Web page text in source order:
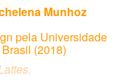
Munhoz
pela Universidade
(2018)
.